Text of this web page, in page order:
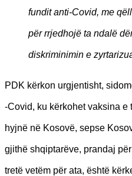
fundit anti-Covid, me
për rrjedhojë ta ndalë
diskriminimin e
PDK kërkon urgjentisht,
-Covid, ku kërkohet vaksina e
hyjnë në Kosovë, sepse
gjithë shqiptarëve, prandaj
tretë vetëm për ata, është